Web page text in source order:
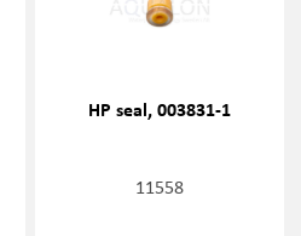
HP seal, 003831-1
11558